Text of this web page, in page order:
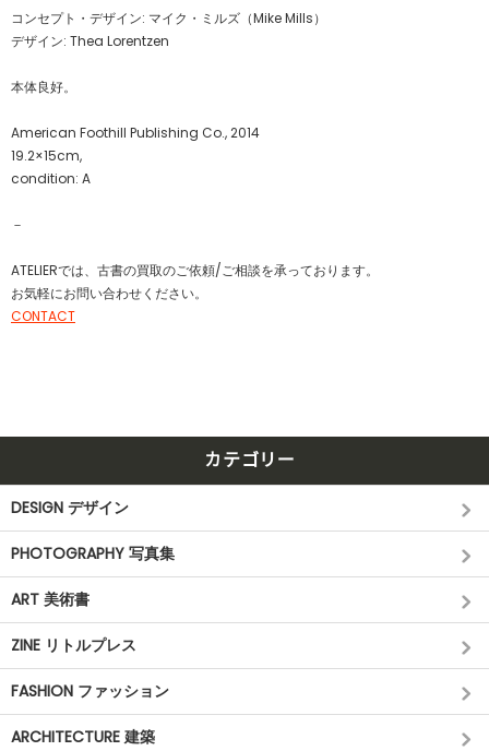
コンセプト・デザイン: マイク・ミルズ（Mike Mills）
デザイン: Thea Lorentzen
本体良好。
American Foothill Publishing Co., 2014
19.2×15cm,
condition: A
－
ATELIERでは、古書の買取のご依頼/ご相談を承っております。
お気軽にお問い合わせください。
CONTACT
カテゴリー
DESIGN デザイン
PHOTOGRAPHY 写真集
ART 美術書
ZINE リトルプレス
FASHION ファッション
ARCHITECTURE 建築